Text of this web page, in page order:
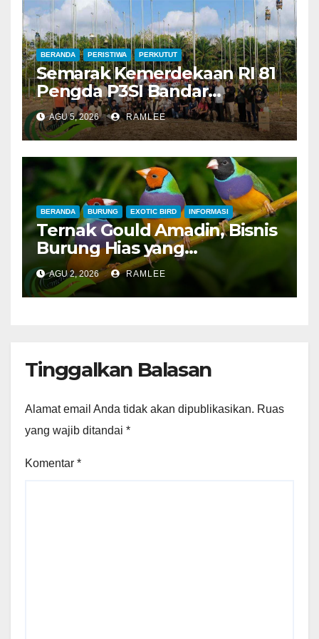
BERANDA PERISTIWA PERKUTUT
Semarak Kemerdekaan RI 81
Pengda P3SI Bandar
Lampung, Potong Tumpeng
Menandai Peresmian
Lapangan Baru, Mawar
Merah dan Jahanam Juara
AGU 5, 2026 RAMLEE
BERANDA BURUNG EXOTIC BIRD INFORMASI
Ternak Gould Amadin, Bisnis
Burung Hias yang
Menguntungkan
AGU 2, 2026 RAMLEE
Tinggalkan Balasan
Alamat email Anda tidak akan dipublikasikan. Ruas
yang wajib ditandai *
Komentar *